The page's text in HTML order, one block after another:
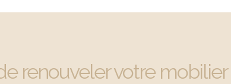
renouveler votre